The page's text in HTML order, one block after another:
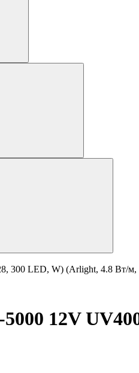
300 LED, W) (Arlight, 4.8 Вт/м,
5000 12V